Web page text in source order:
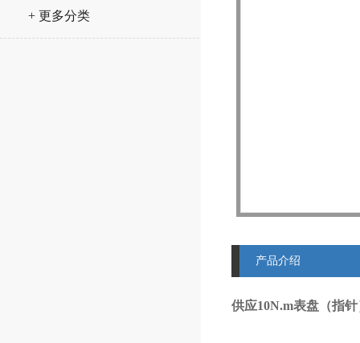
+ 更多分类
产品介绍
供应10N.m表盘（指